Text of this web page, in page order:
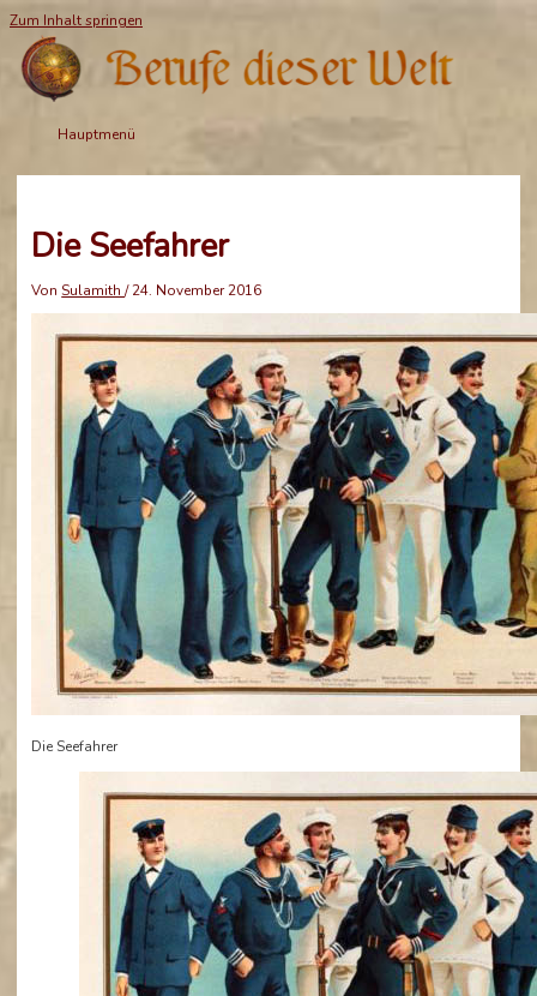
Zum Inhalt springen
Hauptmenü
Die Seefahrer
Von Sulamith/24. November 2016
Die Seefahrer